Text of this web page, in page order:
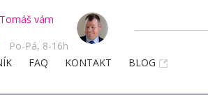
vám
Po-Pá, 8-16h
FAQ KONTAKT BLOG